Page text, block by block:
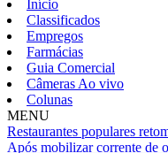
Início
Classificados
Empregos
Farmácias
Guia Comercial
Câmeras Ao vivo
Colunas
MENU
Restaurantes populares
Após mobilizar corrente de